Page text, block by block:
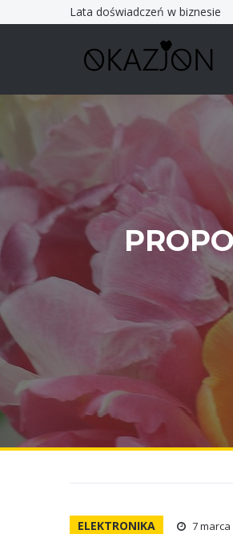
Lata doświadczeń w biznesie
ELEKTRONIKA 7 marca